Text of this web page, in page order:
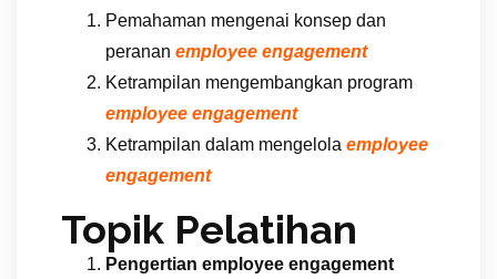
Pemahaman mengenai konsep dan
peranan employee engagement
Ketrampilan mengembangkan program
employee engagement
Ketrampilan dalam mengelola employee
engagement
Topik Pelatihan
Pengertian employee engagement